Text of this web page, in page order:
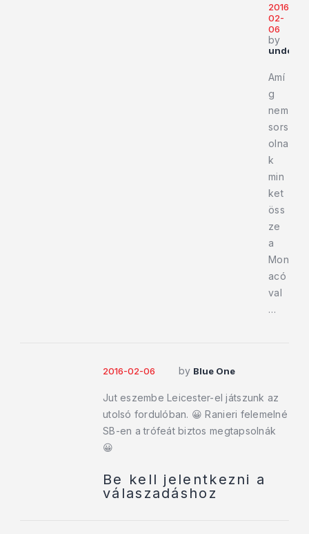
2016-
02-
06
by
Amí
g
nem
sors
olna
k
min
ket
öss
ze
a
Mon
acó
val
…
2016-02-06 by Blue One
Jut eszembe Leicester-el játszunk az
utolsó fordulóban. 😀 Ranieri felemelné
SB-en a trófeát biztos megtapsolnák
😀
Be kell jelentkezni a
válaszadáshoz